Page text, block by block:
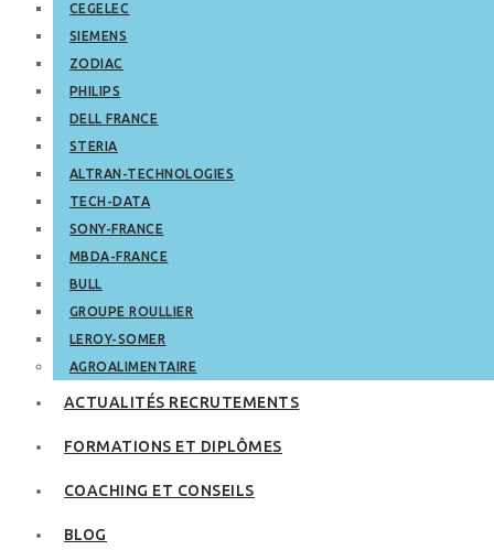
CEGELEC
SIEMENS
ZODIAC
PHILIPS
DELL FRANCE
STERIA
ALTRAN-TECHNOLOGIES
TECH-DATA
SONY-FRANCE
MBDA-FRANCE
BULL
GROUPE ROULLIER
LEROY-SOMER
AGROALIMENTAIRE
ACTUALITÉS RECRUTEMENTS
FORMATIONS ET DIPLÔMES
COACHING ET CONSEILS
BLOG